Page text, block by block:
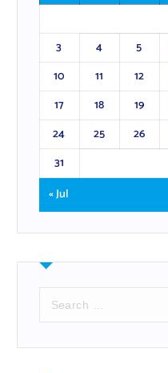
3
4 5
10
11 12
17
18 19
24
25 26
31
« Jul
r